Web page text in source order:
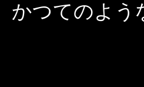
かつてのよう